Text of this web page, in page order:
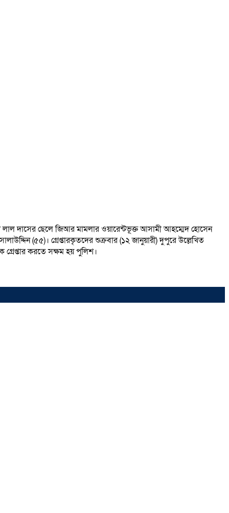
লাল দাসের ছেলে জিআর মামলার ওয়ারেন্টভূক্ত আসামী আহম্মেদ হোসেন
(৫৫)। গ্রেপ্তারকৃতদের শুক্রবার (১২ জানুয়ারী) দুপুরে উল্লেখিত
গ্রেপ্তার করতে সক্ষম হয় পুলিশ।